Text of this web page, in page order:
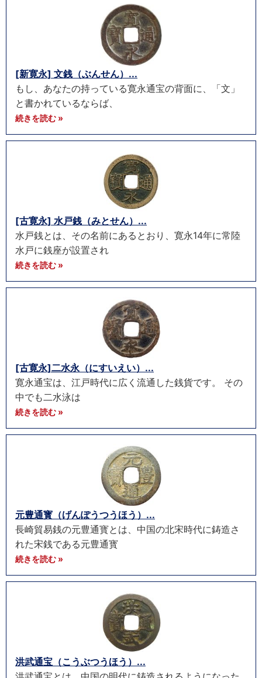
[新寛永] 文銭（ぶんせん）...
もし、あなたの持っている寛永通宝の背面に、「文」
と書かれているならば、
続きを読む »
[古寛永] 水戸銭（みとせん）...
水戸銭とは、その名前にあるとおり、寛永14年に常陸
水戸に銭座が設置され
続きを読む »
[古寛永]二水永（にすいえい）...
寛永通宝は、江戸時代に広く流通した銭貨です。 その
中でも二水泳は
続きを読む »
元豊通寳（げんぽうつうほう）...
長崎貿易銭の元豊通寳とは、中国の北宋時代に鋳造さ
れた宋銭である元豊通寳
続きを読む »
洪武通宝（こうぶつうほう）...